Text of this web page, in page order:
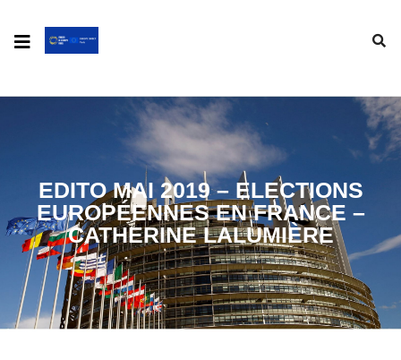
EDITO MAI 2019 – ELECTIONS
EUROPÉENNES EN FRANCE –
CATHERINE LALUMIÈRE